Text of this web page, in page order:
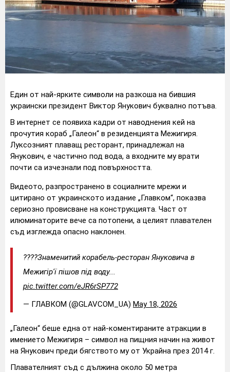
Един от най-ярките символи на разкоша на бившия
украински президент Виктор Янукович буквално потъва.
В интернет се появиха кадри от наводнения кей на
прочутия кораб „Галеон“ в резиденцията Межигиря.
Луксозният плаващ ресторант, принадлежал на
Янукович, е частично под вода, а входните му врати
почти са изчезнали под повърхността.
Видеото, разпространено в социалните мрежи и
цитирано от украинското издание „Главком“, показва
сериозно провисване на конструкцията. Част от
илюминаторите вече са потопени, а целият плавателен
съд изглежда опасно наклонен.
????Знаменитий корабель-ресторан Януковича в
Межигір'ї пішов під воду...
pic.twitter.com/eJR6rSP772
— ГЛАВКОМ (@GLAVCOM_UA) May 18, 2026
„Галеон“ беше една от най-коментираните атракции в
имението Межигиря – символ на пищния начин на живот
на Янукович преди бягството му от Украйна през 2014 г.
Плавателният съд с дължина около 50 метра